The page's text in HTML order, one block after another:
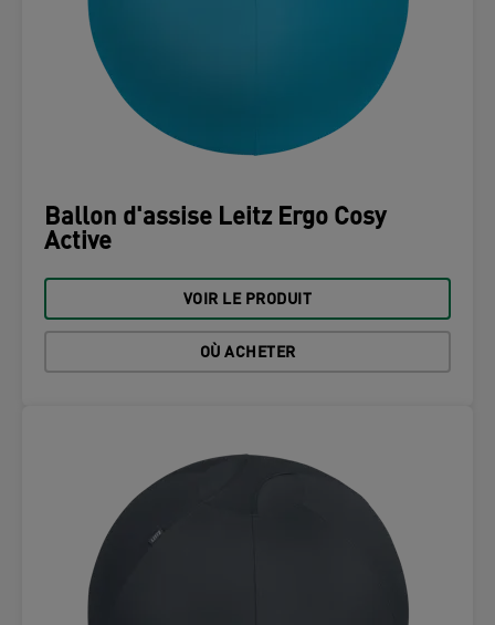
Ballon d'assise Leitz Ergo Cosy
Active
VOIR LE PRODUIT
OÙ ACHETER